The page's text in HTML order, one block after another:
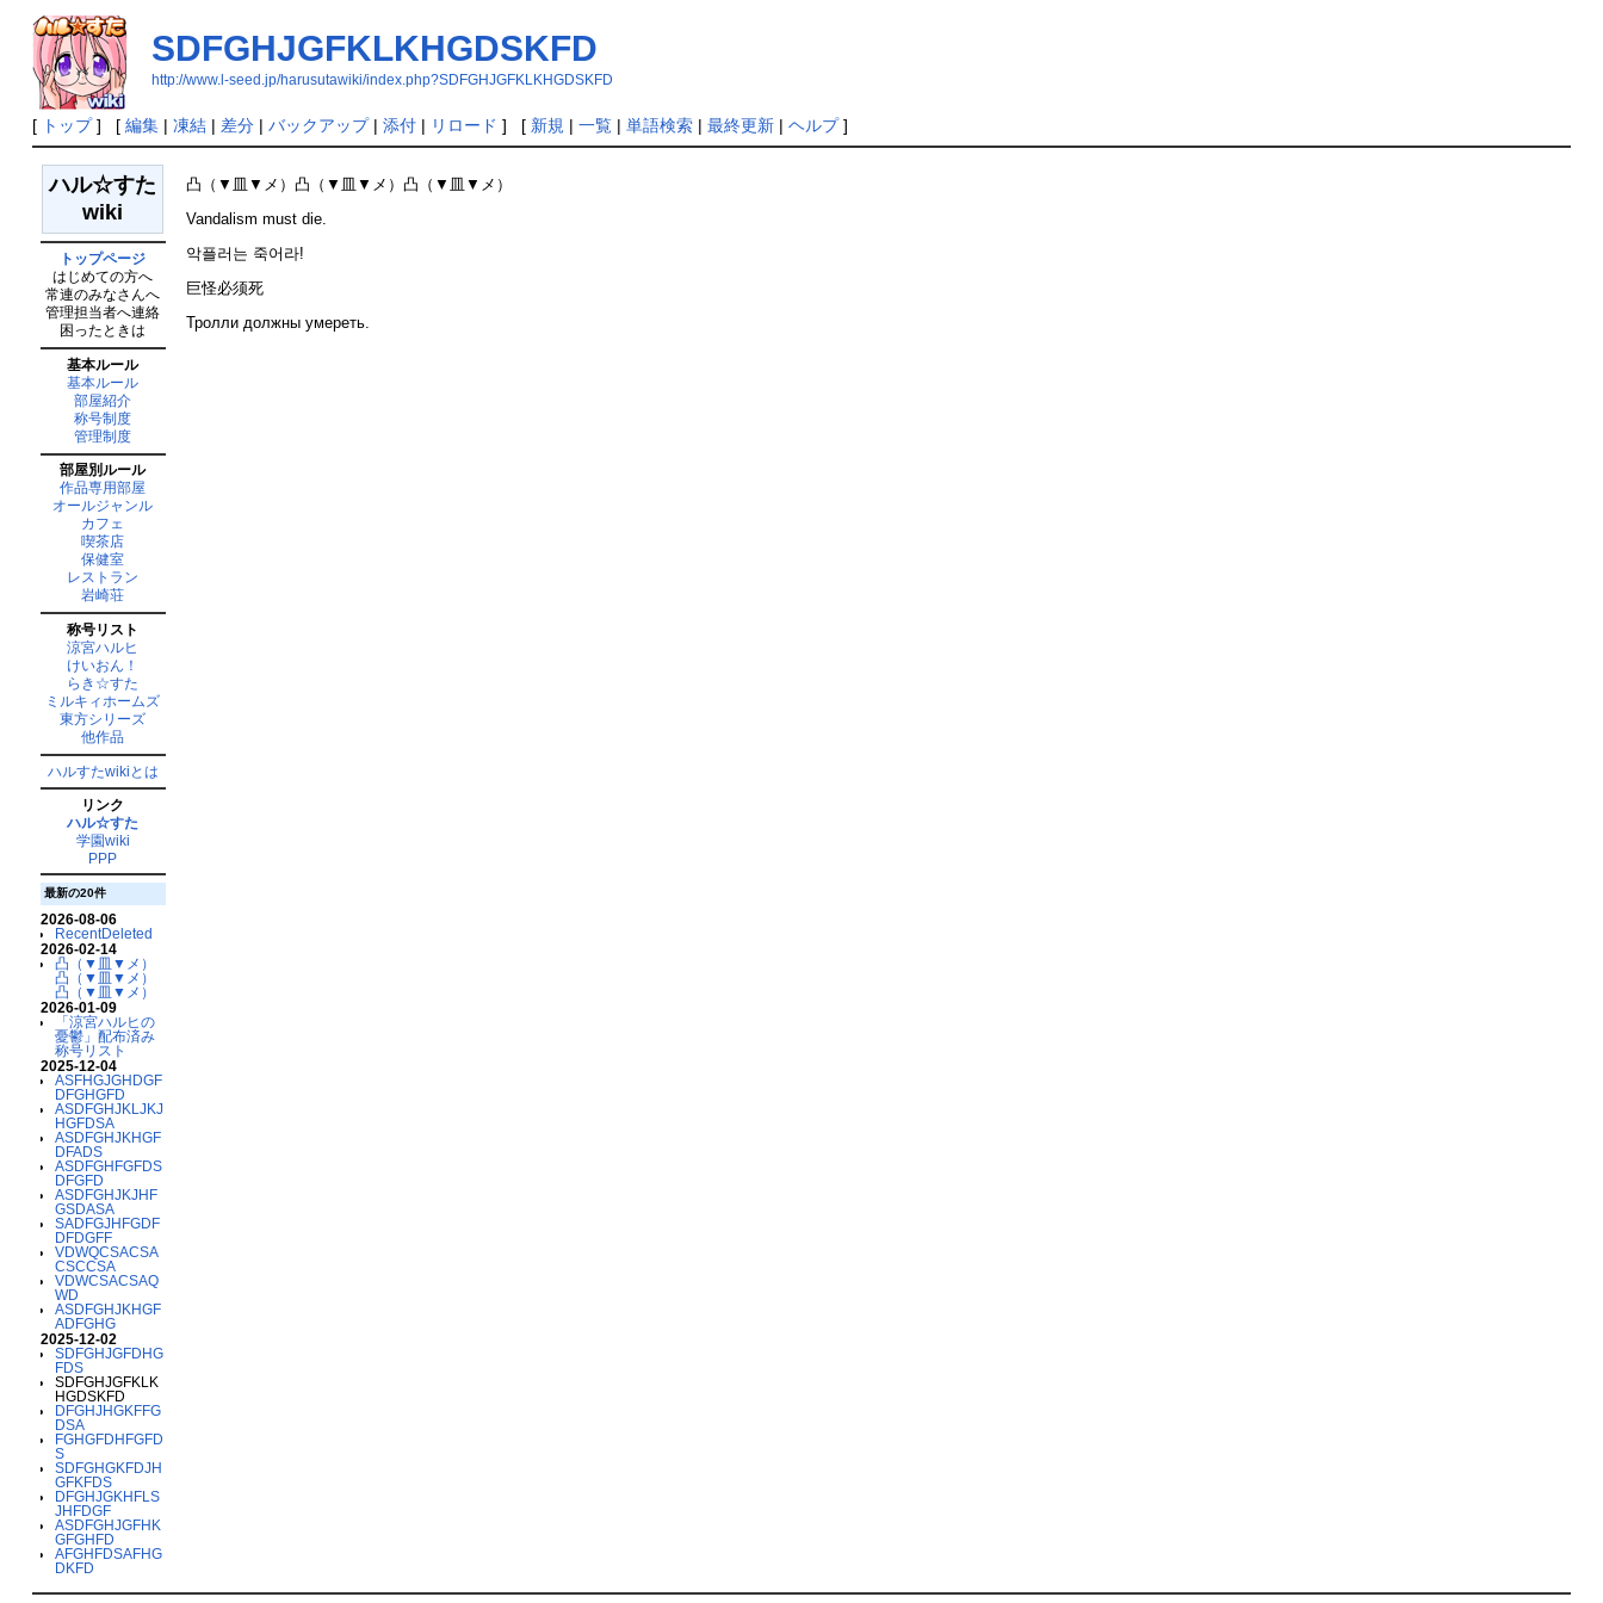
SDFGHJGFKLKHGDSKFD
http://www.l-seed.jp/harusutawiki/index.php?SDFGHJGFKLKHGDSKFD
[ トップ] [ 編集| 凍結| 差分| バックアップ| 添付| リロード ] [ 新規 | 一覧| 単語検索| 最終更新| ヘルプ]
ハル☆すた
wiki
トップページ
はじめての方へ
常連のみなさんへ
管理担当者へ連絡
困ったときは
基本ルール
基本ルール
部屋紹介
称号制度
管理制度
部屋別ルール
作品専用部屋
オールジャンル
カフェ
喫茶店
保健室
レストラン
岩崎荘
称号リスト
涼宮ハルヒ
けいおん！
らき☆すた
ミルキィホームズ
東方シリーズ
他作品
ハルすたwikiとは
リンク
ハル☆すた
学園wiki
PPP
最新の20件
2026-08-06
RecentDeleted
2026-02-14
凸（▼皿▼メ）
凸（▼皿▼メ）
凸（▼皿▼メ）
2026-01-09
「涼宮ハルヒの
憂鬱」配布済み
称号リスト
2025-12-04
ASFHGJGHDGF
DFGHGFD
ASDFGHJKLJKJ
HGFDSA
ASDFGHJKHGF
DFADS
ASDFGHFGFDS
DFGFD
ASDFGHJKJHF
GSDASA
SADFGJHFGDF
DFDGFF
VDWQCSACSA
CSCCSA
VDWCSACSAQ
WD
ASDFGHJKHGF
ADFGHG
2025-12-02
SDFGHJGFDHG
FDS
SDFGHJGFKLK
HGDSKFD
DFGHJHGKFFG
DSA
FGHGFDHFGFD
S
SDFGHGKFDJH
GFKFDS
DFGHJGKHFLS
JHFDGF
ASDFGHJGFHK
GFGHFD
AFGHFDSAFHG
DKFD
凸（▼皿▼メ）凸（▼皿▼メ）凸（▼皿▼メ）
Vandalism must die.
악플러는 죽어라!
巨怪必须死
Тролли должны умереть.